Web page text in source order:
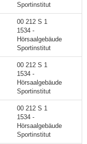
Sportinstitut
00 212 S 1
1534 -
Hörsaalgebäude
Sportinstitut
00 212 S 1
1534 -
Hörsaalgebäude
Sportinstitut
00 212 S 1
1534 -
Hörsaalgebäude
Sportinstitut